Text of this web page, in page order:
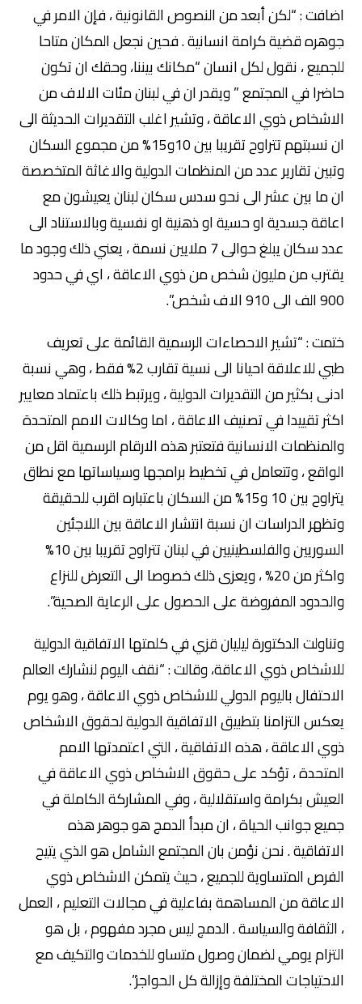
اضافت : “لكن أبعد من النصوص القانونية ، فإن الامر في
جوهره قضية كرامة انسانية . فحين نجعل المكان متاحا
للجميع ، نقول لكل انسان “مكانك بيننا، وحقك ان تكون
حاضرا في المجتمع ” ويقدر ان في لبنان مئات الالاف من
الاشخاص ذوي الاعاقة ، وتشير اغلب التقديرات الحديثة الى
ان نسبتهم تتراوح تقريبا بين 10و15% من مجموع السكان
وتبين تقارير عدد من المنظمات الدولية والاغاثة المتخصصة
ان ما بين عشر الى نحو سدس سكان لبنان يعيشون مع
اعاقة جسدية او حسية او ذهنية او نفسية وبالاستناد الى
عدد سكان يبلغ حوالى 7 ملايين نسمة ، يعني ذلك وجود ما
يقترب من مليون شخص من ذوي الاعاقة ، اي في حدود
900 الف الى 910 الاف شخص”.
ختمت : “تشير الاحصاءات الرسمية القائمة على تعريف
طبي للاعلاقة احيانا الى نسية تقارب 2% فقط ، وهي نسبة
ادنى بكثير من التقديرات الدولية ، ويرتبط ذلك باعتماد معايير
اكثر تقييدا في تصنيف الاعاقة ، اما وكالات الامم المتحدة
والمنظمات الانسانية فتعتبر هذه الارقام الرسمية اقل من
الواقع ، وتتعامل في تخطيط برامجها وسياساتها مع نطاق
يتراوح بين 10 و15% من السكان باعتباره اقرب للحقيقة
وتظهر الدراسات ان نسبة انتشار الاعاقة بين اللاجئين
السوريين والفلسطينيين في لبنان تتراوح تقريبا بين 10%
واكثر من 20% ، ويعزى ذلك خصوصا الى التعرض للنزاع
والحدود المفروضة على الحصول على الرعاية الصحية”.
وتناولت الدكتورة ليليان قزي في كلمتها الاتفاقية الدولية
للاشخاص ذوي الاعاقة، وقالت : “نقف اليوم لنشارك العالم
الاحتفال باليوم الدولي للاشخاص ذوي الاعاقة ، وهو يوم
يعكس التزامنا بتطبيق الاتفاقية الدولية لحقوق الاشخاص
ذوي الاعاقة ، هذه الاتفاقية ، التي اعتمدتها الامم
المتحدة ، تؤكد على حقوق الاشخاص ذوي الاعاقة في
العيش بكرامة واستقلالية ، وفي المشاركة الكاملة في
جميع جوانب الحياة ، ان مبدأ الدمج هو جوهر هذه
الاتفاقية . نحن نؤمن بان المجتمع الشامل هو الذي يتيح
الفرص المتساوية للجميع ، حيث يتمكن الاشخاص ذوي
الاعاقة من المساهمة بفاعلية في مجالات التعليم ، العمل
، الثقافة والسياسة . الدمج ليس مجرد مفهوم ، بل هو
التزام يومي لضمان وصول متساو للخدمات والتكيف مع
الاحتياجات المختلفة وإزالة كل الحواجز”.